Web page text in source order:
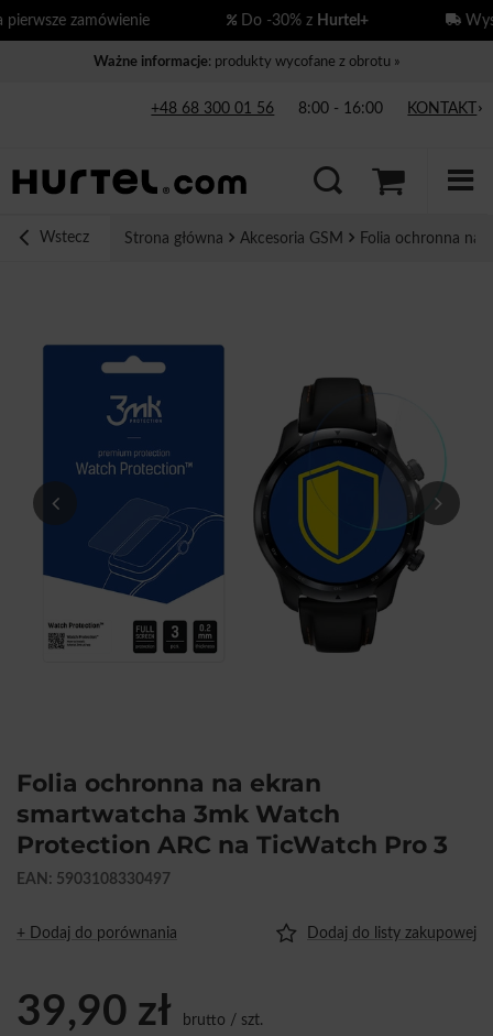
zamówienie Do -30% zHurtel+
Ważne informacje: produkty wycofane z obrotu »
+48 68 300 01 56 8:00 - 16:00 KONTAKT
Wstecz Strona główna Akcesoria GSM Folia ochronna na
Folia ochronna na ekran
smartwatcha 3mk Watch
Protection ARC na TicWatch Pro 3
EAN: 5903108330497
+ Dodaj do porównania Dodaj do listy zakupowej
39,90 zł brutto / szt.